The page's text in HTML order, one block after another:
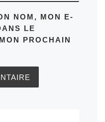
NOM, MON E-
LE
PROCHAIN